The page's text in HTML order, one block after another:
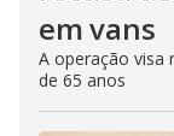
em vans
A operação visa
de 65 anos